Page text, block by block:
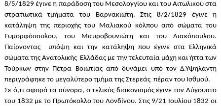
8/5/1829 έγινε η παράδοση του Μεσολογγίου και του Αιτωλικού στα
στρατιωτικά τμήματα του Βαρνακιώτη. Στις 8/2/1829 έγινε η
κατάληψη της περιοχής του Μαλιακού κόλπου από σώματα του
Ευμορφόπουλου, του Μαυροβουνιώτη και του Λιακόπουλου.
Παίρνοντας υπόψη και την κατάληψη που έγινε στα Ελληνικά
σώματα της Ανατολικής Ελλάδας με την τελευταία μάχη και ήττα των
Τούρκων στην Πέτρα Βοιωτίας από δυνάμει υπό τον Δ.Υψηλάντη
περιγράφηκε το μεγαλύτερο τμήμα της Στερεάς πέραν του Ισθμού.
Σε ό,τι αφορά τα σύνορα, ο τελικός διακονισμός έγινε τον Αύγουστο
του 1832 με το Πρωτόκολλο του Λονδίνου. Στις 9/21 Ιουλίου 1832 οι